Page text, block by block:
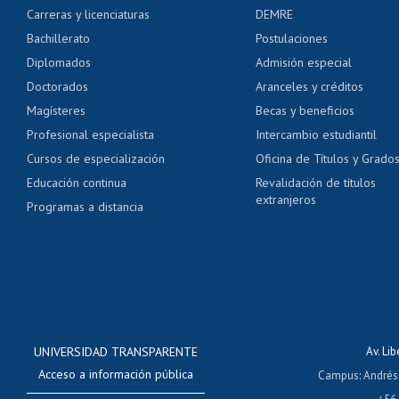
Servicio médico y
Pago de arancel y
Pago de arancel y
Certificado de títulos y
Mi Uchile
Carreras y licenciaturas
Bachillerato
Diplomados
Doctorados
Magísteres
Profesional especialista
Cursos de especialización
Educación continua
Programas a distancia
DEMRE
Postulaciones
Admisión especial
Aranceles y créditos
Becas y beneficios
Intercambio estudiantil
Oficina de Títulos y Grados
Revalidación de títulos
extranjeros
UNIVERSIDAD TRANSPARENTE
Acceso a información pública
Av.
Campus: